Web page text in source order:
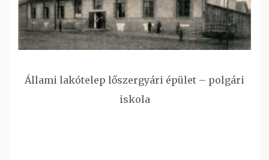
Állami lakótelep lőszergyári épület – polgári
iskola